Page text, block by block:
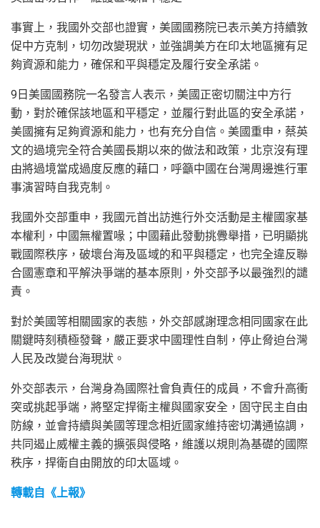
事實上，我國外交部也證實，美國國務院已表示美方持續敦
促中方克制，切勿改變現狀，並強調美方在印太地區擁有足
夠資源和能力，確保和平與穩定及履行安全承諾。
9日美國國務院一名發言人表示，美國正密切關注中方行
動，對於確保該地區和平穩定，並履行對此區的安全承諾，
美國擁有足夠資源和能力，也有充分自信。美國重申，蔡英
文的過境完全符合美國長期以來的做法和政策，北京沒有理
由將過境當成過度反應的藉口，呼籲中國在台灣周邊進行軍
事演習時自我克制。
我國外交部重申，我國元首出訪進行外交活動是主權國家基
本權利，中國無權置喙；中國藉此發動挑釁舉措，已明顯挑
戰國際秩序，破壞台海及區域的和平與穩定，也完全違反聯
合國憲章和平解決爭端的基本原則，外交部予以最強烈的譴
責。
對於美國等相關國家的表態，外交部感謝理念相同國家在此
關鍵時刻積極發聲，嚴正要求中國理性自制，停止脅迫台灣
人民及改變台海現狀。
外交部表示，台灣身為國際社會負責任的成員，不會升高衝
突或挑起爭端，將堅定捍衛主權與國家安全，固守民主自由
防線，並會持續與美國等理念相近國家維持密切溝通協調，
共同遏止威權主義的擴張與侵略，維護以規則為基礎的國際
秩序，捍衛自由開放的印太區域。
轉載自《上報》